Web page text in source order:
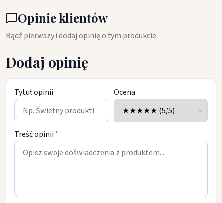
Opinie klientów
Bądź pierwszy i dodaj opinię o tym produkcie.
Dodaj opinię
Tytuł opinii Ocena
Treść opinii *